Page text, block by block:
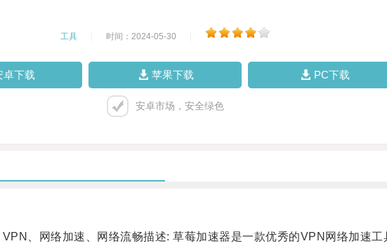
工具 时间：2024-05-30
卓下载 苹果下载 PC下载
安卓市场，安全绿色
、网络加速、网络流畅描述: 草莓加速器是一款优秀的VPN网络加速工